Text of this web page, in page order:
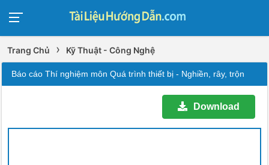
Trang Chủ › Kỹ Thuật - Công Nghệ
Báo cáo Thí nghiệm môn Quá trình thiết bị - Nghiền, rây, trộn
Download